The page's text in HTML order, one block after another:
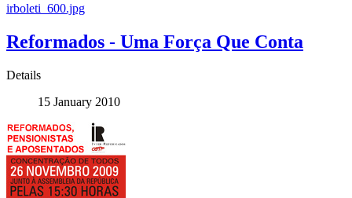
irboleti_600.jpg
Reformados - Uma Força Que Conta
Details
15 January 2010